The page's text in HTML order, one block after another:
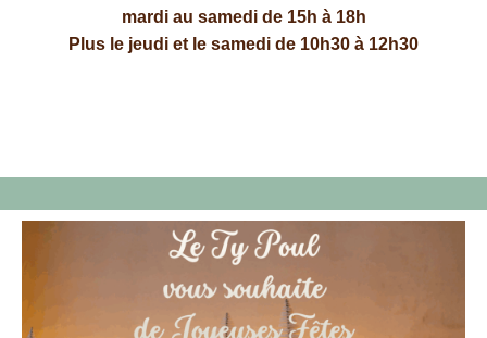
mardi au samedi de 15h à 18h
Plus le jeudi et le samedi de 10h30 à 12h30